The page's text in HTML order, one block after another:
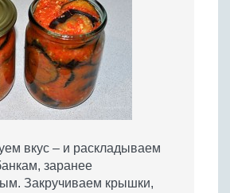
вкус – и раскладываем
заранее
Закручиваем крышки,